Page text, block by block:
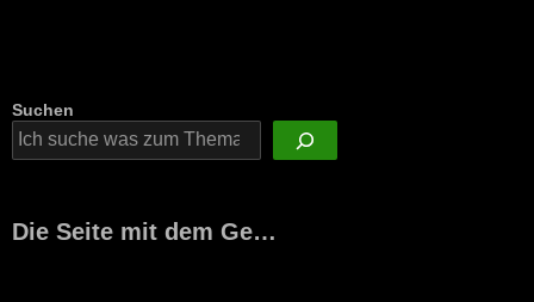
Suchen
Die Seite mit dem Ge…